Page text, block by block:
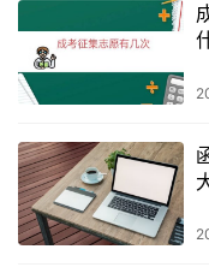
对于大龄考生来说，
是没有的，因此年过
于大龄考生是有加分
录取时享受加分待遇。